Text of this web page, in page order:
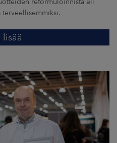
reformuloinnista eli
terveellisemmiksi.
lisää